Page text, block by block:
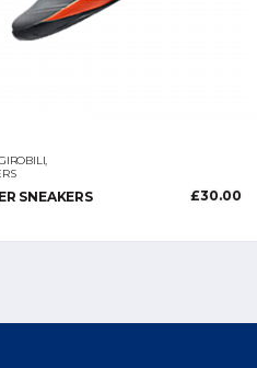
,
SNEAKERS £30.00